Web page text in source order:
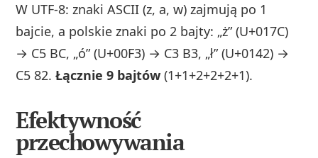
W UTF-8: znaki ASCII (z, a, w) zajmują po 1
bajcie, a polskie znaki po 2 bajty: „ż” (U+017C)
→ C5 BC, „ó” (U+00F3) → C3 B3, „ł” (U+0142) →
C5 82.Łącznie 9 bajtów (1+1+2+2+2+1).
Efektywność
przechowywania